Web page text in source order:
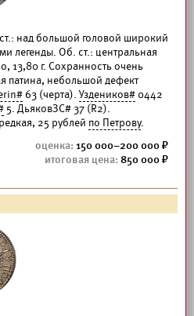
над большой головой широкий
легенды. Об. ст.: центральная
13,80 г. Сохранность очень
патина, небольшой дефект
63 (черта). Уздеников# 0442
5. ДьяковЗС# 37 (R2).
25 рублей по Петрову.
150 000–200 000
850 000